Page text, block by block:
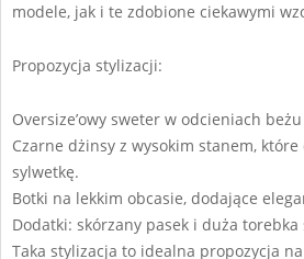
modele, jak i te zdobione ciekawymi
Propozycja stylizacji:
Oversize’owy sweter w odcieniach
Czarne dżinsy z wysokim stanem,
sylwetkę.
Botki na lekkim obcasie, dodające
Dodatki: skórzany pasek i duża torebka
Taka stylizacja to idealna propozycja